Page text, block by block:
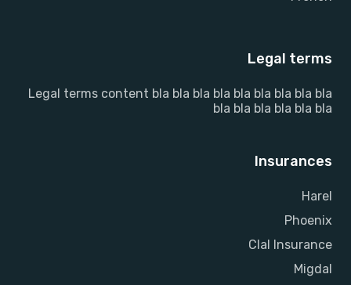
Legal terms
Legal terms content bla bla bla bla bla bla bla bla bla
bla bla bla bla bla bla
Insurances
Harel
Phoenix
Clal Insurance
Migdal